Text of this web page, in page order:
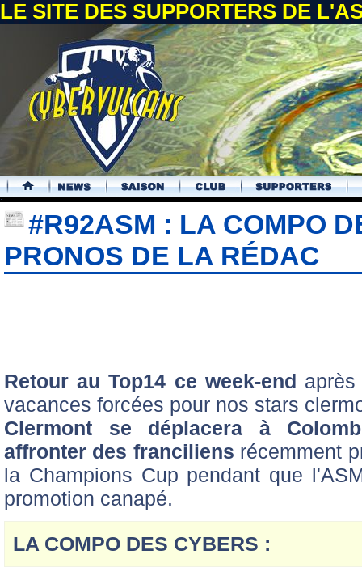
LE SITE DES SUPPORTERS DE
.
#R92ASM : LA COMPO
PRONOS DE LA RÉDAC
Retour au Top14 ce week-end
vacances forcées pour nos stars
Clermont se déplacera à
affronter des franciliens récemment
la Champions Cup pendant que
promotion canapé.
LA COMPO DES CYBERS :